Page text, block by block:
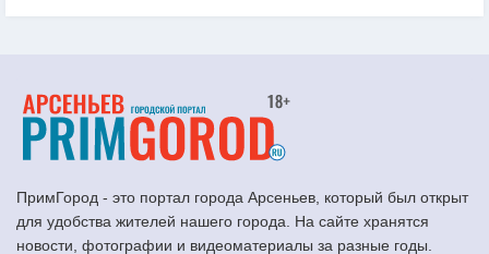
ПримГород - это портал города Арсеньев, который был открыт
для удобства жителей нашего города. На сайте хранятся
новости, фотографии и видеоматериалы за разные годы.